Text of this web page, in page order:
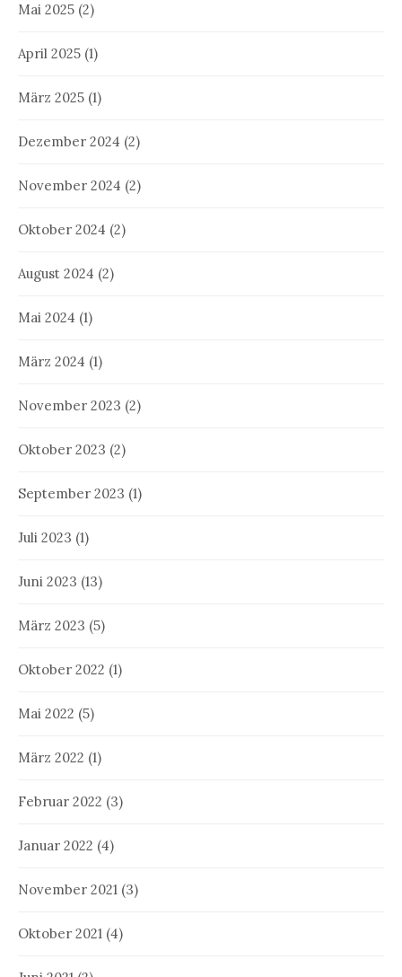
Mai 2025 (2)
April 2025 (1)
März 2025 (1)
Dezember 2024 (2)
November 2024 (2)
Oktober 2024 (2)
August 2024 (2)
Mai 2024 (1)
März 2024 (1)
November 2023 (2)
Oktober 2023 (2)
September 2023 (1)
Juli 2023 (1)
Juni 2023 (13)
März 2023 (5)
Oktober 2022 (1)
Mai 2022 (5)
März 2022 (1)
Februar 2022 (3)
Januar 2022 (4)
November 2021 (3)
Oktober 2021 (4)